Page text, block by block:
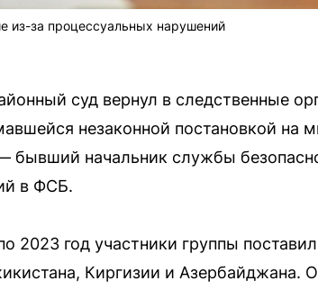
из-за процессуальных нарушений
суд вернул в следственные
незаконной постановкой на
бывший начальник службы
в ФСБ.
2023 год участники группы
Киргизии и